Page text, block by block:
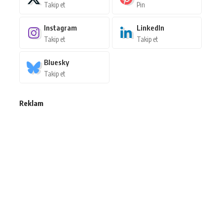
Takip et Pin
Instagram
Takip et
LinkedIn
Takip et
Bluesky
Takip et
Reklam